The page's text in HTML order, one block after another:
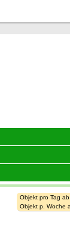
Objekt pro Tag ab:
Objekt p. Woche